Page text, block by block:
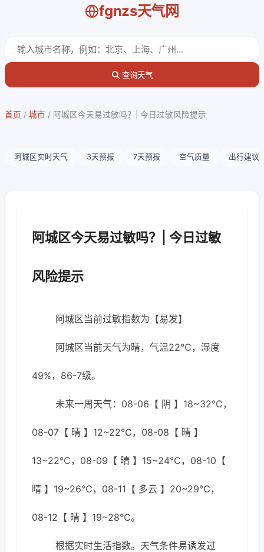
fgnzs天气网
查询天气
首页 / 城市 / 阿城区今天易过敏吗？| 今日过敏风险提示
阿城区实时天气 3天预报 7天预报 空气质量 出行建议
阿城区今天易过敏吗？| 今日过敏
风险提示
阿城区当前过敏指数为【易发】
阿城区当前天气为晴，气温22℃，湿度
49%，86-7级。
未来一周天气：08-06【 阴 】18~32℃，
08-07【 晴 】12~22℃，08-08【 晴 】
13~22℃，08-09【 晴 】15~24℃，08-10【
晴 】19~26℃，08-11【 多云 】20~29℃，
08-12【 晴 】19~28℃。
根据实时生活指数。天气条件易诱发过